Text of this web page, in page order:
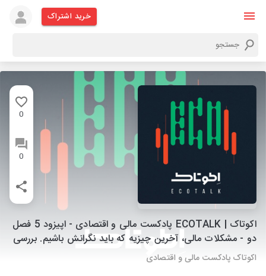
خرید اشتراک
0
0
اکوتاک | ECOTALK پادکست مالی و اقتصادی - اپیزود 5 فصل
دو - مشکلات مالی، آخرین چیزیه که باید نگرانش باشیم. بررسی
فقر در کودکی بر تصمیمات افراد در بزرگسالی
اکوتاک پادکست مالی و اقتصادی